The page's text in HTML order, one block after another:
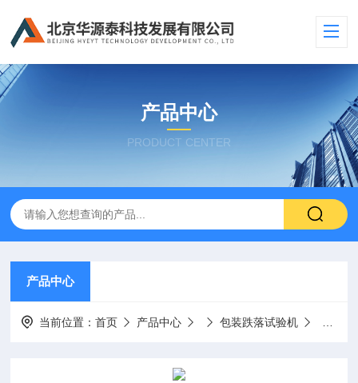
产品中心
PRODUCT CENTER
产品中心
当前位置：首页 产品中心 包装跌落试验机